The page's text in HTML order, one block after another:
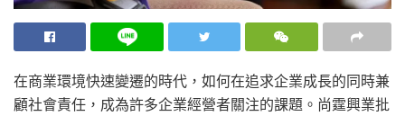
在商業環境快速變遷的時代，如何在追求企業成長的同時兼
顧社會責任，成為許多企業經營者關注的課題。尚霆興業批